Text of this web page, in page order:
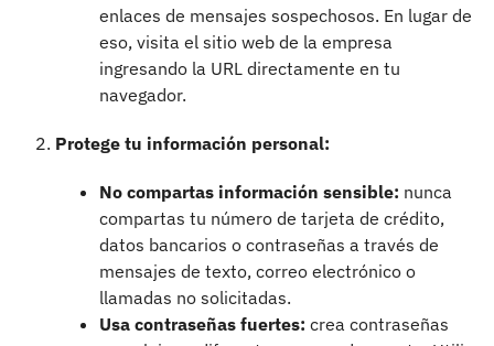
enlaces de mensajes sospechosos. En lugar de
eso, visita el sitio web de la empresa
ingresando la URL directamente en tu
navegador.
Protege tu información personal:
No compartas información sensible: nunca
compartas tu número de tarjeta de crédito,
datos bancarios o contraseñas a través de
mensajes de texto, correo electrónico o
llamadas no solicitadas.
Usa contraseñas fuertes: crea contraseñas